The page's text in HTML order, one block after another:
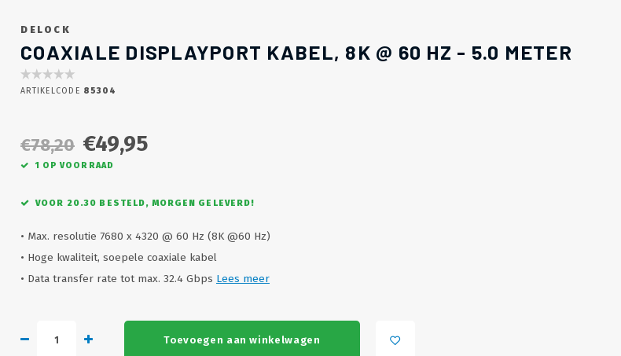
DELOCK
COAXIALE DISPLAYPORT KABEL, 8K @ 60 HZ - 5.0 METER
ARTIKELCODE 85304
€78,20 €49,95
1 OP VOORRAAD
VOOR 20.30 BESTELD, MORGEN GELEVERD!
• Max. resolutie 7680 x 4320 @ 60 Hz (8K @60 Hz)
• Hoge kwaliteit, soepele coaxiale kabel
• Data transfer rate tot max. 32.4 Gbps Lees meer
Toevoegen aan winkelwagen